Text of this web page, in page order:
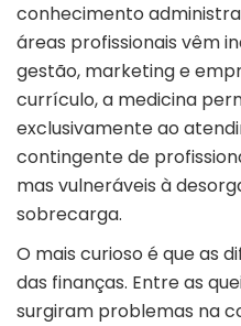
conhecimento
áreas profissionais vêm
gestão, marketing e
currículo, a medicina
exclusivamente ao
contingente de
mas vulneráveis à
sobrecarga.
O mais curioso é que as
das finanças. Entre as
surgiram problemas na